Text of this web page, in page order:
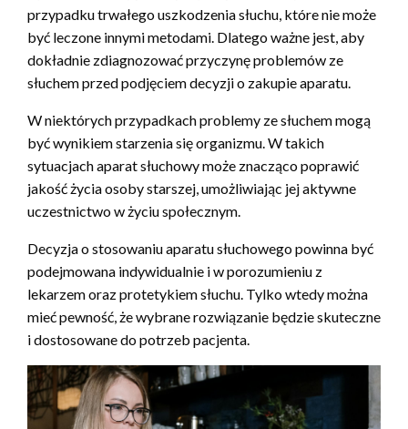
przypadku trwałego uszkodzenia słuchu, które nie może
być leczone innymi metodami. Dlatego ważne jest, aby
dokładnie zdiagnozować przyczynę problemów ze
słuchem przed podjęciem decyzji o zakupie aparatu.
W niektórych przypadkach problemy ze słuchem mogą
być wynikiem starzenia się organizmu. W takich
sytuacjach aparat słuchowy może znacząco poprawić
jakość życia osoby starszej, umożliwiając jej aktywne
uczestnictwo w życiu społecznym.
Decyzja o stosowaniu aparatu słuchowego powinna być
podejmowana indywidualnie i w porozumieniu z
lekarzem oraz protetykiem słuchu. Tylko wtedy można
mieć pewność, że wybrane rozwiązanie będzie skuteczne
i dostosowane do potrzeb pacjenta.